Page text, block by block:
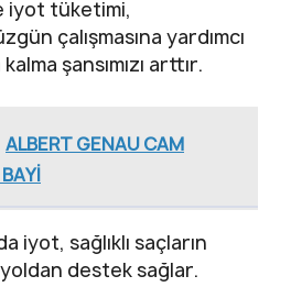
iyot tüketimi,
çalışmasına yardımcı
şansımızı arttır.
ALBERT GENAU CAM
iyot, sağlıklı saçların
yoldan destek sağlar.